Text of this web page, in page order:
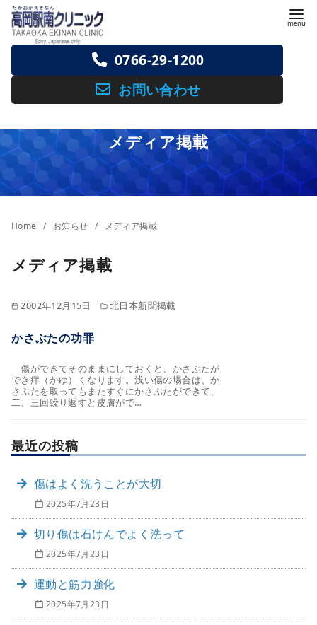
動
0766-29-1200
お問い合わせ
メディア掲載
Home お知らせ メディア掲載
メディア掲載
2002年12月15日 北日本新聞掲載
かさぶたの功罪
傷ができてそのままにしておくと、かさぶたが
でき痒（かゆ）くなります。浅い傷の場合は、か
さぶたを取ってもまたすぐにかさぶたができて、
二、三回繰り返すと皮膚がで…
最近の投稿
傷はよく洗うことが大切
2025年7月23日
切り傷は石けんでよく洗って
2025年7月23日
運動と筋力強化
2025年7月23日